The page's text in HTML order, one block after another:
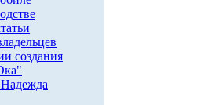
создания